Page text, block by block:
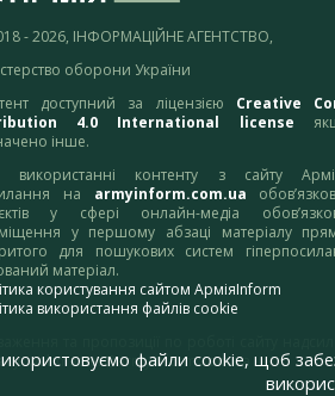
- 2026, ІНФОРМАЦІЙНЕ АГЕНТСТВО,
оборони України
доступний за ліцензією Creative
4.0 International license
інше.
використанні контенту з сайту
на armyinform.com.ua
у сфері онлайн-медіа
у першому абзаці матеріалу
для пошукових систем
матеріал.
користування сайтом АрміяInform
використання файлів cookie
webmaster@armyinform.com.ua
файли cookie, щоб